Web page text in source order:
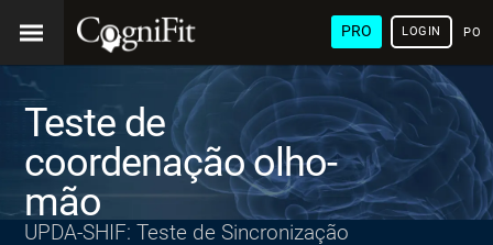
PRO LOGIN
Teste de
coordenação olho-
mão
UPDA-SHIF: Teste de Sincronização